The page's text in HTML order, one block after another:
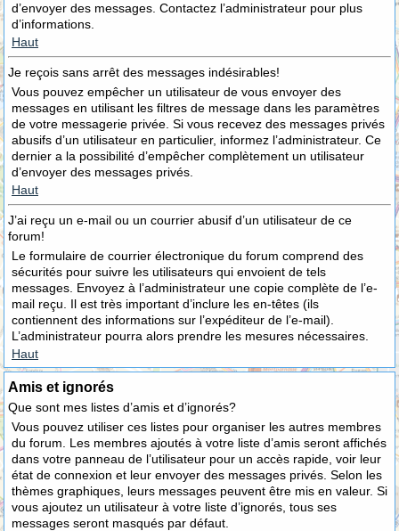
d’envoyer des messages. Contactez l’administrateur pour plus
d’informations.
Haut
Je reçois sans arrêt des messages indésirables!
Vous pouvez empêcher un utilisateur de vous envoyer des
messages en utilisant les filtres de message dans les paramètres
de votre messagerie privée. Si vous recevez des messages privés
abusifs d’un utilisateur en particulier, informez l’administrateur. Ce
dernier a la possibilité d’empêcher complètement un utilisateur
d’envoyer des messages privés.
Haut
J’ai reçu un e-mail ou un courrier abusif d’un utilisateur de ce
forum!
Le formulaire de courrier électronique du forum comprend des
sécurités pour suivre les utilisateurs qui envoient de tels
messages. Envoyez à l’administrateur une copie complète de l’e-
mail reçu. Il est très important d’inclure les en-têtes (ils
contiennent des informations sur l’expéditeur de l’e-mail).
L’administrateur pourra alors prendre les mesures nécessaires.
Haut
Amis et ignorés
Que sont mes listes d’amis et d’ignorés?
Vous pouvez utiliser ces listes pour organiser les autres membres
du forum. Les membres ajoutés à votre liste d’amis seront affichés
dans votre panneau de l’utilisateur pour un accès rapide, voir leur
état de connexion et leur envoyer des messages privés. Selon les
thèmes graphiques, leurs messages peuvent être mis en valeur. Si
vous ajoutez un utilisateur à votre liste d’ignorés, tous ses
messages seront masqués par défaut.